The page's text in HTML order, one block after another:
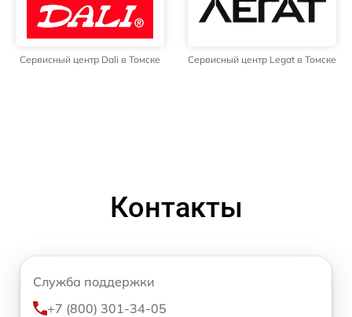
Сервисный центр Dali в Томске Сервисный центр Legat в Томске
Контакты
Служба поддержки
+7 (800) 301-34-05